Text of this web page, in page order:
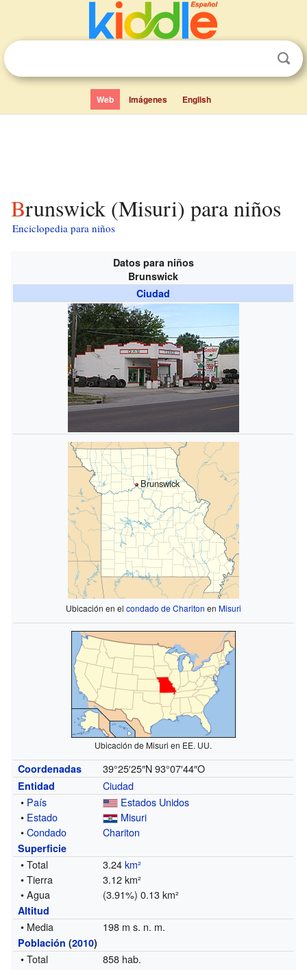
Web Imágenes English
Brunswick (Misuri) para niños
Enciclopedia para niños
Datos para niños
Brunswick
Ciudad
Brunswick
Ubicación en el condado de Chariton en Misuri
Ubicación de Misuri en EE. UU.
Coordenadas 39°25′25″N 93°07′44″O
Entidad
Ciudad
• País
Estados Unidos
• Estado
Misuri
•Condado Chariton
Superficie
• Total 3.24km²
• Tierra
3.12 km²
• Agua
(3.91%) 0.13 km²
Altitud
• Media 198 m s. n. m.
Población (2010)
• Total
858 hab.